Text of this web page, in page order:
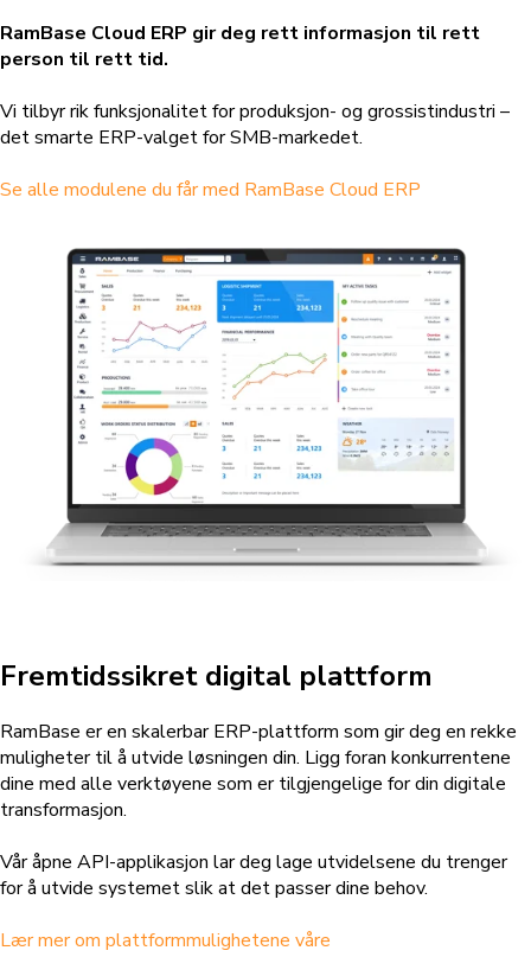
RamBase Cloud ERP gir deg rett informasjon til rett
person til rett tid.
Vi tilbyr rik funksjonalitet for produksjon- og grossistindustri –
det smarte ERP-valget for SMB-markedet.
Se alle modulene du får med RamBase Cloud ERP
Fremtidssikret digital plattform
RamBase er en skalerbar ERP-plattform som gir deg en rekke
muligheter til å utvide løsningen din. Ligg foran konkurrentene
dine med alle verktøyene som er tilgjengelige for din digitale
transformasjon.
Vår åpne API-applikasjon lar deg lage utvidelsene du trenger
for å utvide systemet slik at det passer dine behov.
Lær mer om plattformmulighetene våre